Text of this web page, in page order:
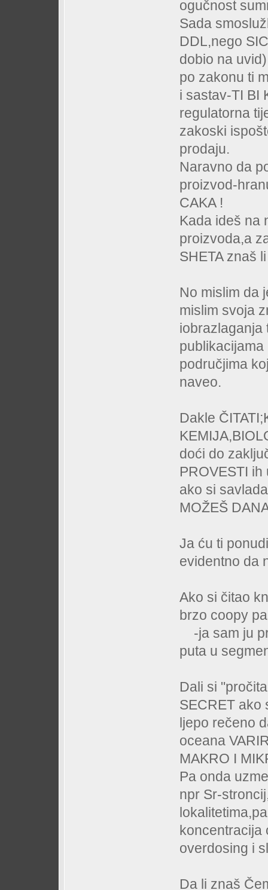
ogučnost
Sada
DDL,nego
dobio na
po zakonu ti
i sastav-TI BI
regulatorna
zakoski
prodaju.
Naravno da
proizvod-
CAKA !
Kada ideš na
proizvoda,a
SHETA znaš
No mislim da
mislim svoja
iobrazlaganja
područjima
naveo.
Dakle
doći do
PROVESTI
ako si
MOŽEŠ
Ja ću ti
evidentno da
Ako si čitao
brzo coopy
-ja sam ju
puta u
Dali si
SECRET ako
ljepo rečeno
oceana
MAKRO I
Pa onda
npr Sr-
koncentracija
overdosing i
Da li znaš